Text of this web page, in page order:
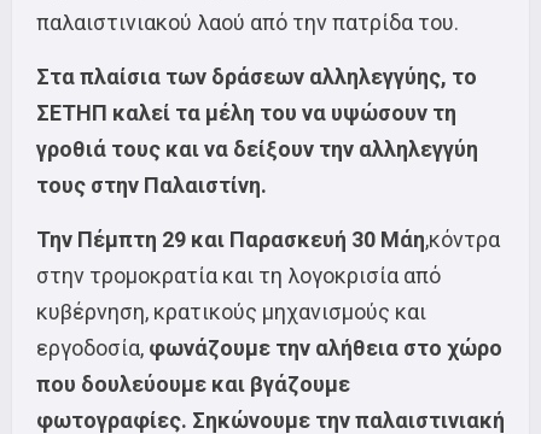
παλαιστινιακού λαού από την πατρίδα του.
Στα πλαίσια των δράσεων αλληλεγγύης, το
ΣΕΤΗΠ καλεί τα μέλη του να υψώσουν τη
γροθιά τους και να δείξουν την αλληλεγγύη
τους στην Παλαιστίνη.
Την Πέμπτη 29 και Παρασκευή 30 Μάη,κόντρα
στην τρομοκρατία και τη λογοκρισία από
κυβέρνηση, κρατικούς μηχανισμούς και
εργοδοσία, φωνάζουμε την αλήθεια στο χώρο
που δουλεύουμε και βγάζουμε
φωτογραφίες. Σηκώνουμε την παλαιστινιακή